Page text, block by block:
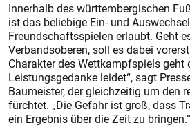
Innerhalb des württembergischen
ist das beliebige Ein- und
Freundschaftsspielen erlaubt. Geht
Verbandsoberen, soll es dabei
Charakter des Wettkampfspiels geht
Leistungsgedanke leidet“, sagt
Baumeister, der gleichzeitig um den
fürchtet. „Die Gefahr ist groß, dass
ein Ergebnis über die Zeit zu bringen.“